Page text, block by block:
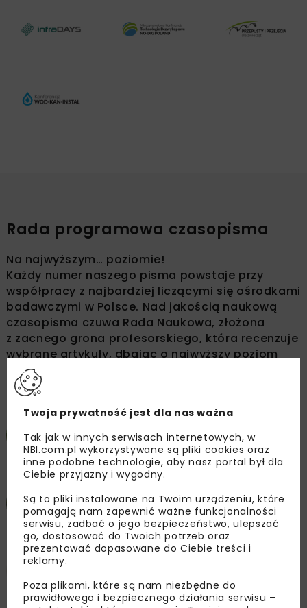
Rada programowa czasopisma
Na najwyższym… poziomie!
Każdy numer naszego pisma powstaje przy
współpracy z najbardziej liczącymi się ośrodkami
badawczymi w Polsce. Nad jakością naukową
czasopisma czuwa Rada Naukowa, złożona
z zacnego grona profesorskiego, która recenzuje
wybrane artykuły, dbając o najwyższy poziom
merytoryczny.
Samuel Ariaratnam, Ph.D.
SCHOOL OF SUSTAINABLE ENGINEERING AND THE
BUILT ENVIRONMENT,
ARIZONA STATE UNIVERSITY, USA
KATEDRA MOSTÓW I KOLEI, INSTYTUT INŻYNIERII
LĄDOWEJ
POLITECHNIKA WROCŁAWSKA
prof. dr hab. inż. Marek Cała
ZASOBAMI
AKADEMIA GÓRNICZO-HUTNICZA
Twoja prywatność jest dla nas ważna
Tak jak w innych serwisach internetowych, w
NBI.com.pl wykorzystywane są pliki cookies oraz
inne podobne technologie, aby nasz portal był dla
Ciebie przyjazny i wygodny.
Są to pliki instalowane na Twoim urządzeniu, które
pomagają nam zapewnić ważne funkcjonalności
serwisu, zadbać o jego bezpieczeństwo, ulepszać
go, dostosować do Twoich potrzeb oraz
prezentować dopasowane do Ciebie treści i
reklamy.
Poza plikami, które są nam niezbędne do
prawidłowego i bezpiecznego działania serwisu –